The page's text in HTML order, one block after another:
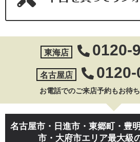
東海店 0120-
名古屋店
お電話でのご来店予約もお待ち
名古屋市・日進市・東郷町・豊
市・大府市エリア最大級